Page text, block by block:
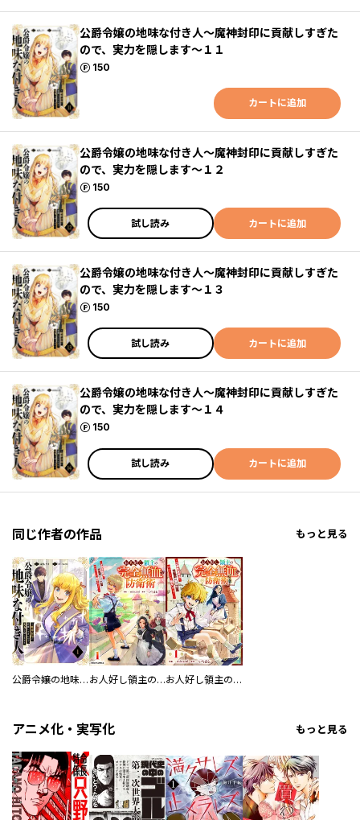
公爵令嬢の地味な付き人～魔神封印に貢献しすぎた
ので、実力を隠します～１１
150
ポイント
カートに追加
公爵令嬢の地味な付き人～魔神封印に貢献しすぎた
ので、実力を隠します～１２
150
ポイント
試し読み カートに追加
公爵令嬢の地味な付き人～魔神封印に貢献しすぎた
ので、実力を隠します～１３
150
ポイント
試し読み カートに追加
公爵令嬢の地味な付き人～魔神封印に貢献しすぎた
ので、実力を隠します～１４
150
ポイント
試し読み カートに追加
同じ作者の作品 もっと見る
公爵令嬢の地味な付き人～魔神封印に貢献しすぎたので、実力を隠します～【電子単行本版】 お人好し領主の完全無血な防衛術～万能生産魔法で築いた城塞都市は向かうところ敵なしです！～ お人好し領主の完全無血な防衛術～万能生産魔法で築いた城塞都市は向かうところ敵なしです！～【分冊版】
アニメ化・実写化 もっと見る